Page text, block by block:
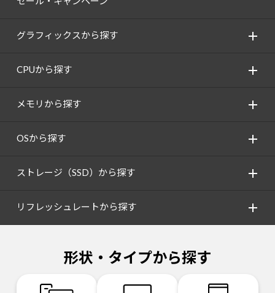
グラフィックスから探す
CPUから探す
メモリから探す
OSから探す
ストレージ（SSD）から探す
リフレッシュレートから探す
形状・タイプから探す